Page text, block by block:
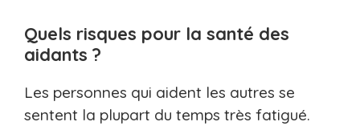
Quels risques pour la santé des
aidants ?
Les personnes qui aident les autres se
sentent la plupart du temps très fatigué.